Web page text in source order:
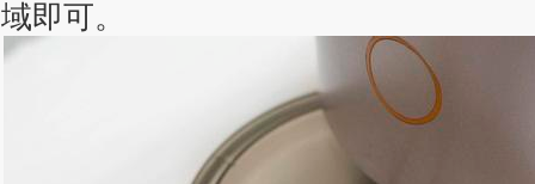
域即可。